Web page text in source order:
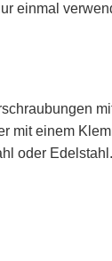
einmal
mit einem
oder Edelstahl.